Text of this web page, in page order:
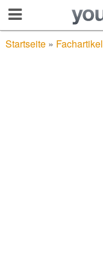
Startseite» Fachartikel